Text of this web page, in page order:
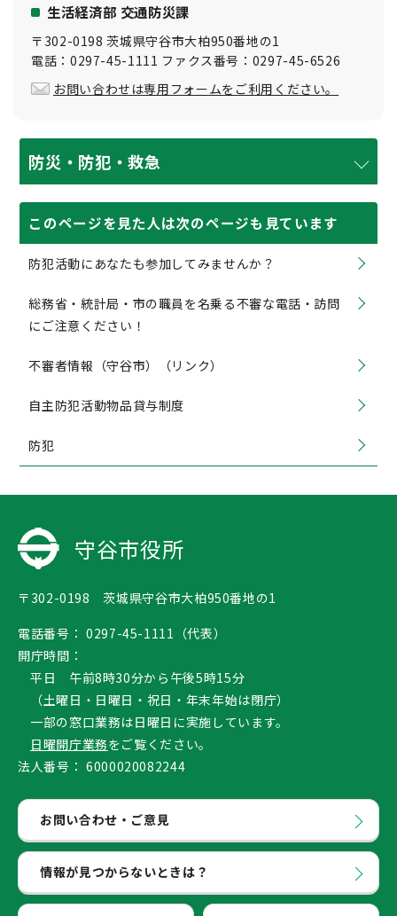
生活経済部 交通防災課
〒302-0198 茨城県守谷市大柏950番地の1
電話：0297-45-1111 ファクス番号：0297-45-6526
お問い合わせは専用フォームをご利用ください。
防災・防犯・救急
このページを見た人は次のページも見ています
防犯活動にあなたも参加してみませんか？
総務省・統計局・市の職員を名乗る不審な電話・訪問
にご注意ください！
不審者情報（守谷市）（リンク）
自主防犯活動物品貸与制度
防犯
守谷市役所
〒302-0198 茨城県守谷市大柏950番地の1
電話番号： 0297-45-1111（代表）
開庁時間：
平日 午前8時30分から午後5時15分
（土曜日・日曜日・祝日・年末年始は閉庁）
一部の窓口業務は日曜日に実施しています。
日曜開庁業務をご覧ください。
法人番号： 6000020082244
お問い合わせ・ご意見
情報が見つからないときは？